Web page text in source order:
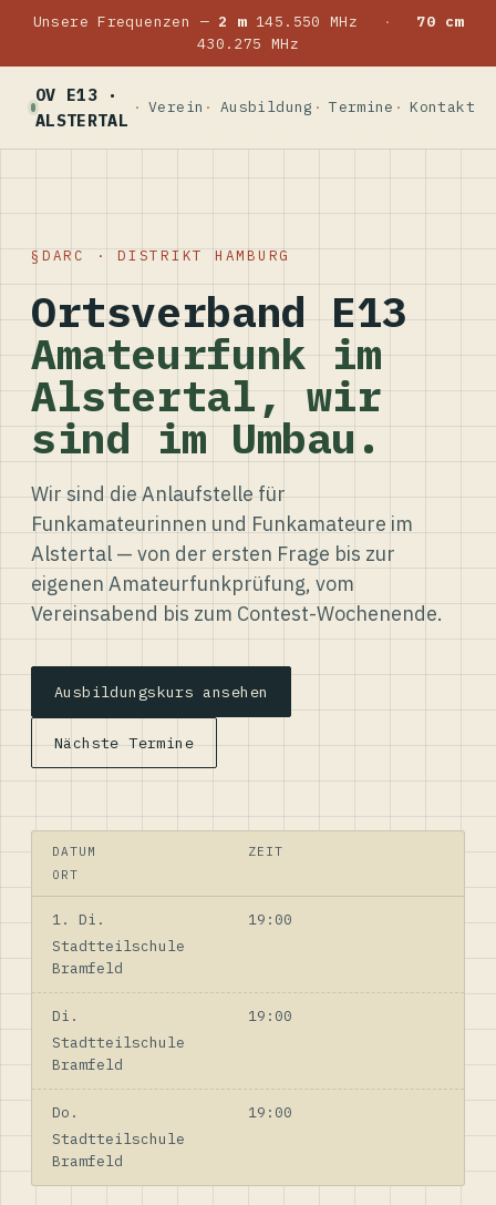
Unsere Frequenzen — 2 m145.550 MHz ·
70 cm
430.275 MHz
OV E13 ·
ALSTERTAL
Verein Ausbildung Termine Kontakt
DARC · DISTRIKT HAMBURG
Ortsverband E13
Amateurfunk im
Alstertal, wir
sind im Umbau.
Wir sind die Anlaufstelle für
Funkamateurinnen und Funkamateure im
Alstertal — von der ersten Frage bis zur
eigenen Amateurfunkprüfung, vom
Vereinsabend bis zum Contest-Wochenende.
Ausbildungskurs ansehen
Nächste Termine
DATUM
ZEIT
ORT
1. Di.
19:00
Stadtteilschule
Bramfeld
Di.
19:00
Stadtteilschule
Bramfeld
Do.
19:00
Stadtteilschule
Bramfeld